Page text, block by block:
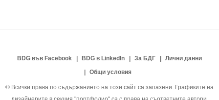
BDG във Facebook BDG в LinkedIn За БДГ
Лични данни
Общи условия
© Всички права по съдържанието на този сайт са запазени. Графиките на